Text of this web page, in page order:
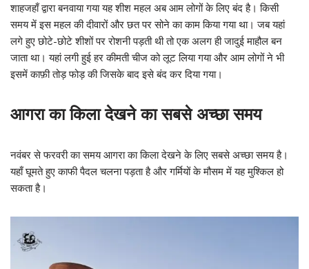
शाहजहाँ द्वारा बनवाया गया यह शीश महल अब आम लोगों के लिए बंद है। किसी
समय में इस महल की दीवारों और छत पर सोने का काम किया गया था। जब यहां
लगे हुए छोटे-छोटे शीशों पर रोशनी पड़ती थी तो एक अलग ही जादुई माहौल बन
जाता था। यहां लगी हुई हर कीमती चीज को लूट लिया गया और आम लोगों ने भी
इसमें काफ़ी तोड़ फोड़ की जिसके बाद इसे बंद कर दिया गया।
आगरा का किला देखने का सबसे अच्छा समय
नवंबर से फरवरी का समय आगरा का किला देखने के लिए सबसे अच्छा समय है।
यहाँ घूमते हुए काफी पैदल चलना पड़ता है और गर्मियों के मौसम में यह मुश्किल हो
सकता है।